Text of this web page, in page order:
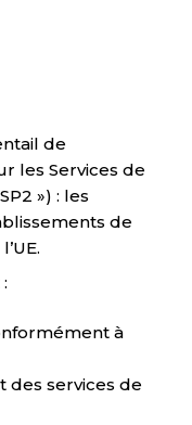
de
les Services de
») : les
de
à
des services de